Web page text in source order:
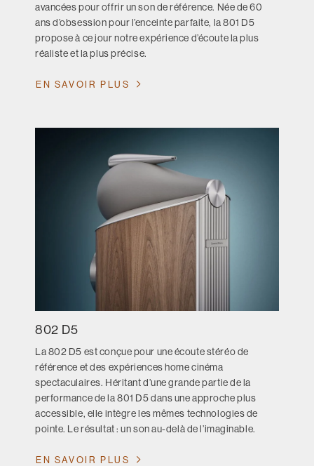
avancées pour offrir un son de référence. Née de 60
ans d’obsession pour l’enceinte parfaite, la 801 D5
propose à ce jour notre expérience d’écoute la plus
réaliste et la plus précise.
EN SAVOIR PLUS
802 D5
La 802 D5 est conçue pour une écoute stéréo de
référence et des expériences home cinéma
spectaculaires. Héritant d’une grande partie de la
performance de la 801 D5 dans une approche plus
accessible, elle intègre les mêmes technologies de
pointe. Le résultat : un son au-delà de l’imaginable.
EN SAVOIR PLUS